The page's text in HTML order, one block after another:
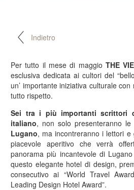
Indietro
Per tutto il mese di maggio THE
esclusiva dedicata ai cultori del
un’ importante iniziativa culturale
tutto rispetto.
Sei tra i più importanti scrittori
italiano, non solo presenteranno
Lugano, ma incontreranno i lettori e
piacevole aperitivo che verrà
panorama più incantevole di
questo elegante hotel di design,
consecutivo ai “World Travel
Leading Design Hotel Award”.